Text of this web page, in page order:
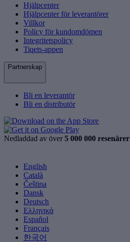
Hjälpcenter
Hjälpcenter för leverantörer
Villkor
Policy för kundomdömen
Integritetspolicy
Tiqets-appen
Partnerskap
Bli en leverantör
Bli en distributör
Nedladdad av över 5 000 000 resenärer
English
Català
Čeština
Dansk
Deutsch
Ελληνικά
Español
Français
한국어